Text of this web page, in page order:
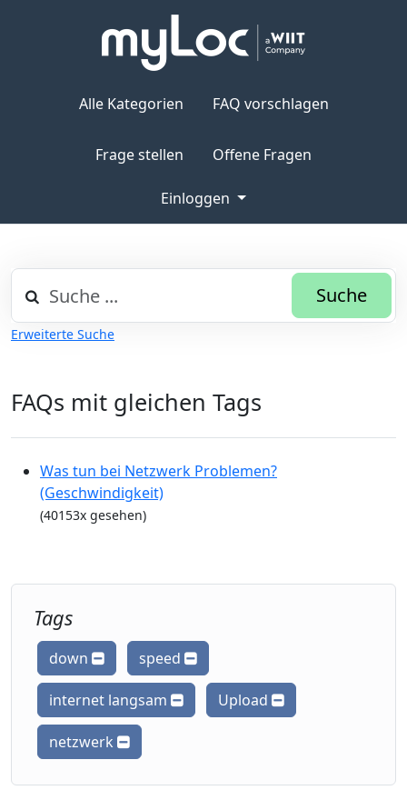
Alle Kategorien FAQ vorschlagen
Frage stellen Offene Fragen
Einloggen
Suche
Erweiterte Suche
FAQs mit gleichen Tags
Was tun bei Netzwerk Problemen?
(Geschwindigkeit)
(40153x gesehen)
Tags
down speed
internet langsam Upload
netzwerk